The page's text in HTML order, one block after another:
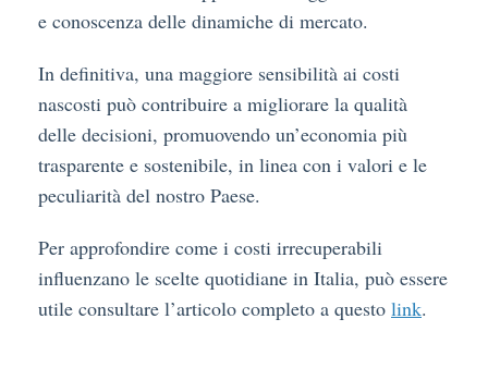
e conoscenza delle dinamiche di mercato.
In definitiva, una maggiore sensibilità ai costi
nascosti può contribuire a migliorare la qualità
delle decisioni, promuovendo un’economia più
trasparente e sostenibile, in linea con i valori e le
peculiarità del nostro Paese.
Per approfondire come i costi irrecuperabili
influenzano le scelte quotidiane in Italia, può essere
utile consultare l’articolo completo a questo link.